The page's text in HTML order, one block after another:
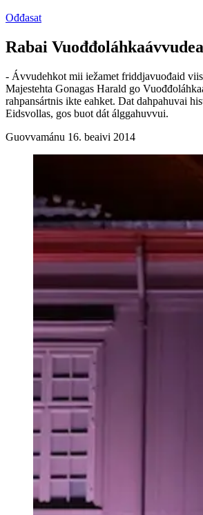
Ođđasat
Rabai
- Ávvudehkot mii iežamet friddjavuođaid
Majestehta Gonagas Harald go
rahpansártnis ikte eahket. Dat dahpahuvai
Eidsvollas, gos buot dát álggahuvvui.
Guovvamánu 16. beaivi 2014